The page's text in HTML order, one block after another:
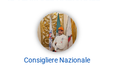
Consigliere Nazionale